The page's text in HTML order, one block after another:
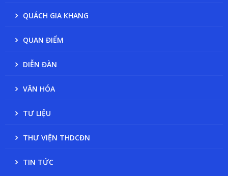
QUÁCH GIA KHANG
QUAN ĐIỂM
DIỄN ĐÀN
VĂN HÓA
TƯ LIỆU
THƯ VIỆN THDCĐN
TIN TỨC